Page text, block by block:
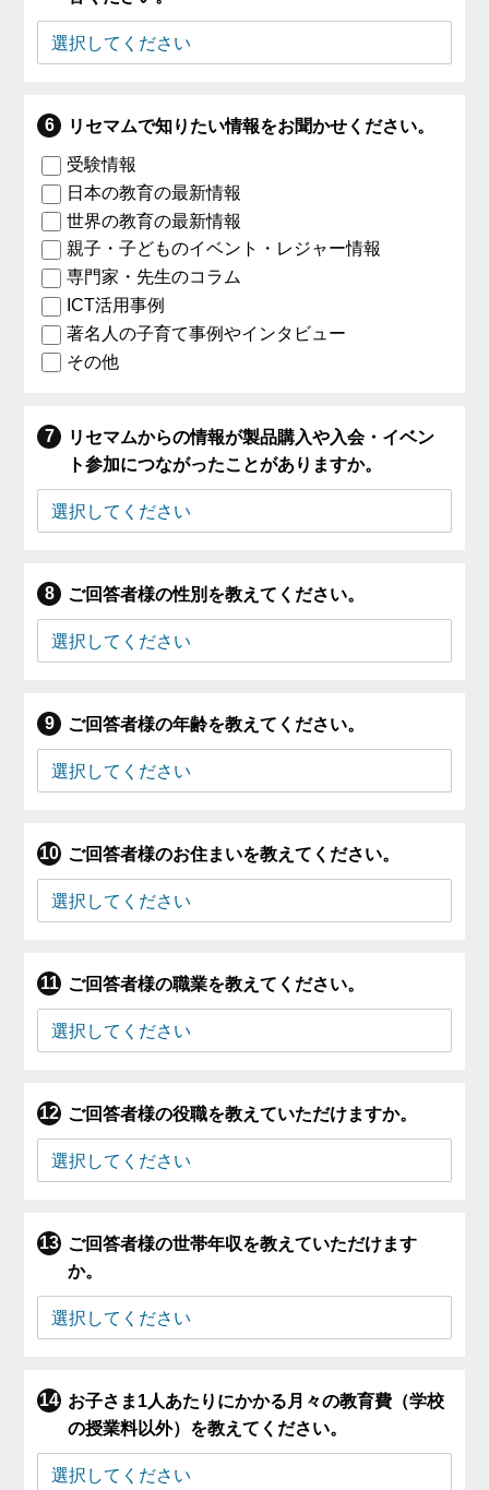
リセマムで知りたい情報をお聞かせください。
受験情報
日本の教育の最新情報
世界の教育の最新情報
親子・子どものイベント・レジャー情報
専門家・先生のコラム
ICT活用事例
著名人の子育て事例やインタビュー
その他
リセマムからの情報が製品購入や入会・イベン
ト参加につながったことがありますか。
ご回答者様の性別を教えてください。
ご回答者様の年齢を教えてください。
ご回答者様のお住まいを教えてください。
ご回答者様の職業を教えてください。
ご回答者様の役職を教えていただけますか。
ご回答者様の世帯年収を教えていただけます
か。
お子さま1人あたりにかかる月々の教育費（学校
の授業料以外）を教えてください。